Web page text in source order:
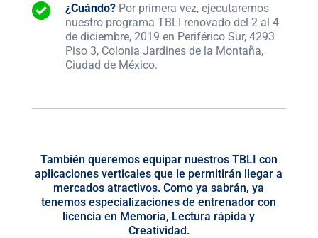
¿Cuándo?Por primera vez, ejecutaremos
nuestro programa TBLI renovado del 2 al 4
de diciembre, 2019 en Periférico Sur, 4293
Piso 3, Colonia Jardines de la Montaña,
Ciudad de México.
También queremos equipar nuestros TBLI con
aplicaciones verticales que le permitirán llegar a
mercados atractivos. Como ya sabrán, ya
tenemos especializaciones de entrenador con
licencia en Memoria, Lectura rápida y
Creatividad.